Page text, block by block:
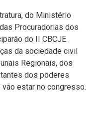
do Ministério
Procuradorias dos
do II CBCJE.
da sociedade civil
Regionais, dos
dos poderes
estar no congresso.